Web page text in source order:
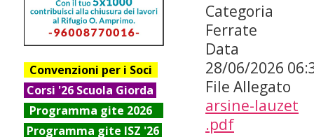
Convenzioni per i Soci
Corsi '26 Scuola Giorda
Programma gite 2026
Programma gite ISZ '26
Categoria
Ferrate
Data
28/06/2026
File Allegato
arsine-lauzet
.pdf